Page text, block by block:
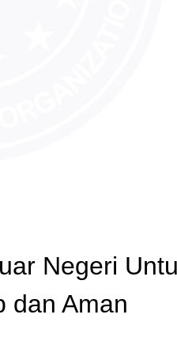
Negeri
dan Aman